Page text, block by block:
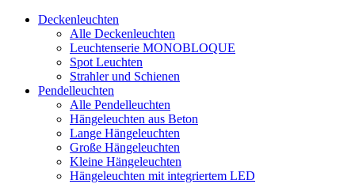
Deckenleuchten
Alle Deckenleuchten
Leuchtenserie MONOBLOQUE
Spot Leuchten
Strahler und Schienen
Pendelleuchten
Alle Pendelleuchten
Hängeleuchten aus Beton
Lange Hängeleuchten
Große Hängeleuchten
Kleine Hängeleuchten
Hängeleuchten mit integriertem LED